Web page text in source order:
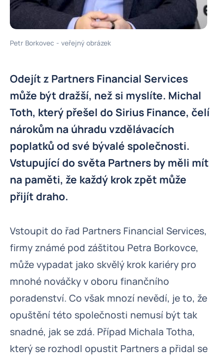
Petr Borkovec - veřejný obrázek
Odejít z Partners Financial Services
může být dražší, než si myslíte. Michal
Toth, který přešel do Sirius Finance, čelí
nárokům na úhradu vzdělávacích
poplatků od své bývalé společnosti.
Vstupující do světa Partners by měli mít
na paměti, že každý krok zpět může
přijít draho.
Vstoupit do řad Partners Financial Services,
firmy známé pod záštitou Petra Borkovce,
může vypadat jako skvělý krok kariéry pro
mnohé nováčky v oboru finančního
poradenství. Co však mnozí nevědí, je to, že
opuštění této společnosti nemusí být tak
snadné, jak se zdá. Případ Michala Totha,
který se rozhodl opustit Partners a přidal se